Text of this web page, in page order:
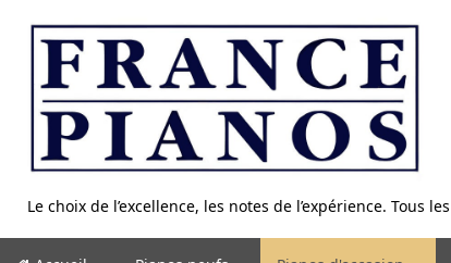
contenu
Le choix de l’excellence, les notes de l’expérience.